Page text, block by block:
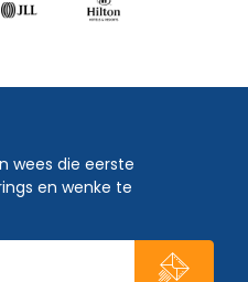
wees die eerste
en wenke te